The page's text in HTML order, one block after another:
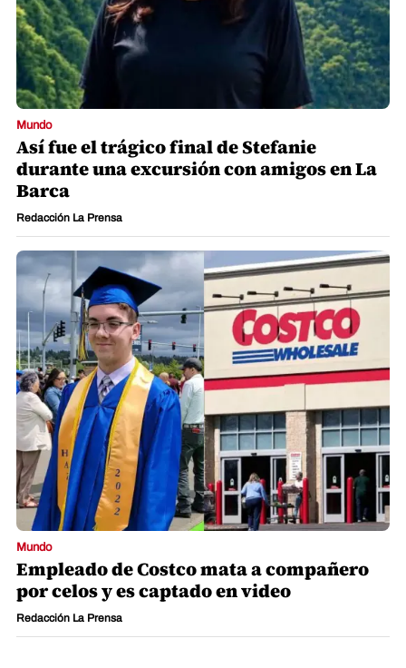
Mundo
Así fue el trágico final de Stefanie
durante una excursión con amigos en La
Barca
Redacción La Prensa
Mundo
Empleado de Costco mata a compañero
por celos y es captado en video
Redacción La Prensa